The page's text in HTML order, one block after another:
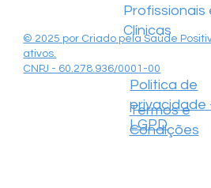
© 2025 por Criado pela Saúde
ativos.
CNPJ - 60.278.936/0001-00
Profissionais
Clínicas
Termos e
Condições
Politica de
privacidade
LGPD